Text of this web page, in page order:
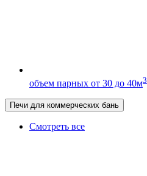
объем парных от 30 до 40м3
Печи для коммерческих бань
Смотреть все